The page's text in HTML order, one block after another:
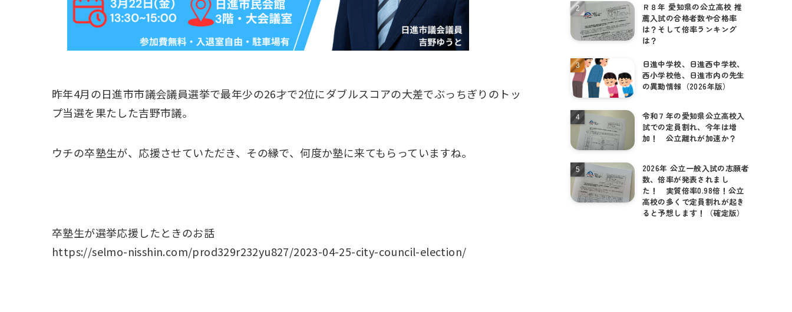
昨年4月の日進市市議会議員選挙で最年少の26才で2位にダブルスコアの大差でぶっちぎりのトッ
プ当選を果たした吉野市議。
ウチの卒塾生が、応援させていただき、その縁で、何度か塾に来てもらっていますね。
卒塾生が選挙応援したときのお話
https://selmo-nisshin.com/prod329r232yu827/2023-04-25-city-council-election/
Ｒ８年 愛知県の公立高校 推
薦入試の合格者数や合格率
は？そして倍率ランキング
は？
日進中学校、日進西中学校、
西小学校他、日進市内の先生
の異動情報（2026年版）
令和７年の愛知県公立高校入
試での定員割れ、今年は増
加！ 公立離れが加速か？
2026年 公立一般入試の志願者
数、倍率が発表されまし
た！ 実質倍率0.98倍！公立
高校の多くで定員割れが起き
ると予想します！（確定版）